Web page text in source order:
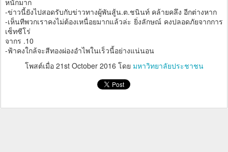
หนักมาก
-ข่าวนี้ยังไปสอดรับกับข่าวทางผู้พันสู้น.ต.ชนินท์ คล้ายคลึง อีกต่างหาก
-เห็นทีพวกเราคงไม่ต้องเหนื่อยมากแล้วล่ะ ยิ่งลักษณ์ คงปลอดภัยจากการ
เซ็ทซีโร่
จากร .10
-ฟ้าคงใกล้จะสีทองผ่องอำไพในเร็วนี้อย่างแน่นอน
โพสต์เมื่อ 21st October 2016 โดย มหาวิทยาลัยประชาชน